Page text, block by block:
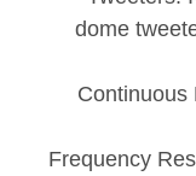
dome
Continuous
Frequency